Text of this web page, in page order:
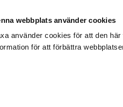
webbplats använder cookies
använder cookies för att den
för att förbättra